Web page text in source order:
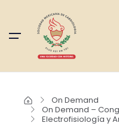
On Demand
On Demand –
Electrofisiología y